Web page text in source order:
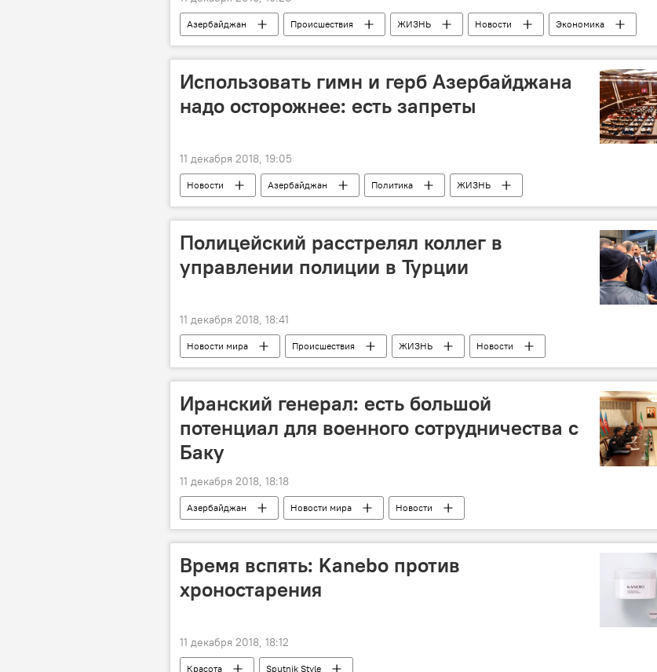
Азербайджан Происшествия ЖИЗНЬ Новости Экономика
Использовать гимн и герб Азербайджана
надо осторожнее: есть запреты
11 декабря 2018, 19:05
Новости Азербайджан Политика ЖИЗНЬ
Полицейский расстрелял коллег в
управлении полиции в Турции
11 декабря 2018, 18:41
Новости мира Происшествия ЖИЗНЬ Новости
Иранский генерал: есть большой
потенциал для военного сотрудничества с
Баку
11 декабря 2018, 18:18
Азербайджан Новости мира Новости
Время вспять: Kanebo против
хроностарения
11 декабря 2018, 18:12
Красота Sputnik Style